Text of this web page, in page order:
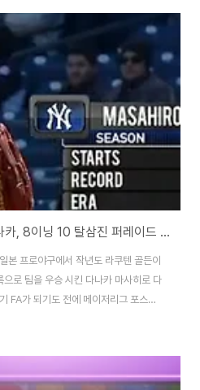
말이 안되는듯한 희안하고, 신기한 수도
합성해서 물(H2O)를 만들어 내는 건
해 보시고, 뒷부분에 정답의 영상도 있
리관이나 플라스틱 관의 기둥을 통해서
뉴욕 양키스 일본인 투수 다나카, 8이닝 10 탈삼진 퍼레이드 승리 동영상
본 프로야구에서 작년도 라쿠텐 골든이
로 팀을 우승 시킨 다나카 마사히로 다
FA가 되기도 전에 메이저리그 포스팅
는 놀라운 액수로 뉴욕 양키스에 입단
인듯 합니다. 이치로는 후보선수로 간간
온듯 한데, 타율이 4할대 이기는 한데,